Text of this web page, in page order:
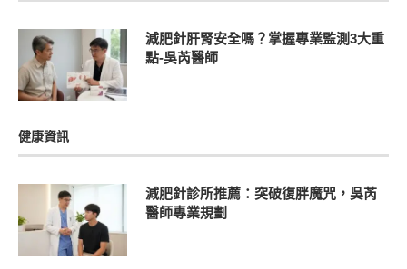
減肥針肝腎安全嗎？掌握專業監測3大重
點-吳芮醫師
健康資訊
減肥針診所推薦：突破復胖魔咒，吳芮
醫師專業規劃